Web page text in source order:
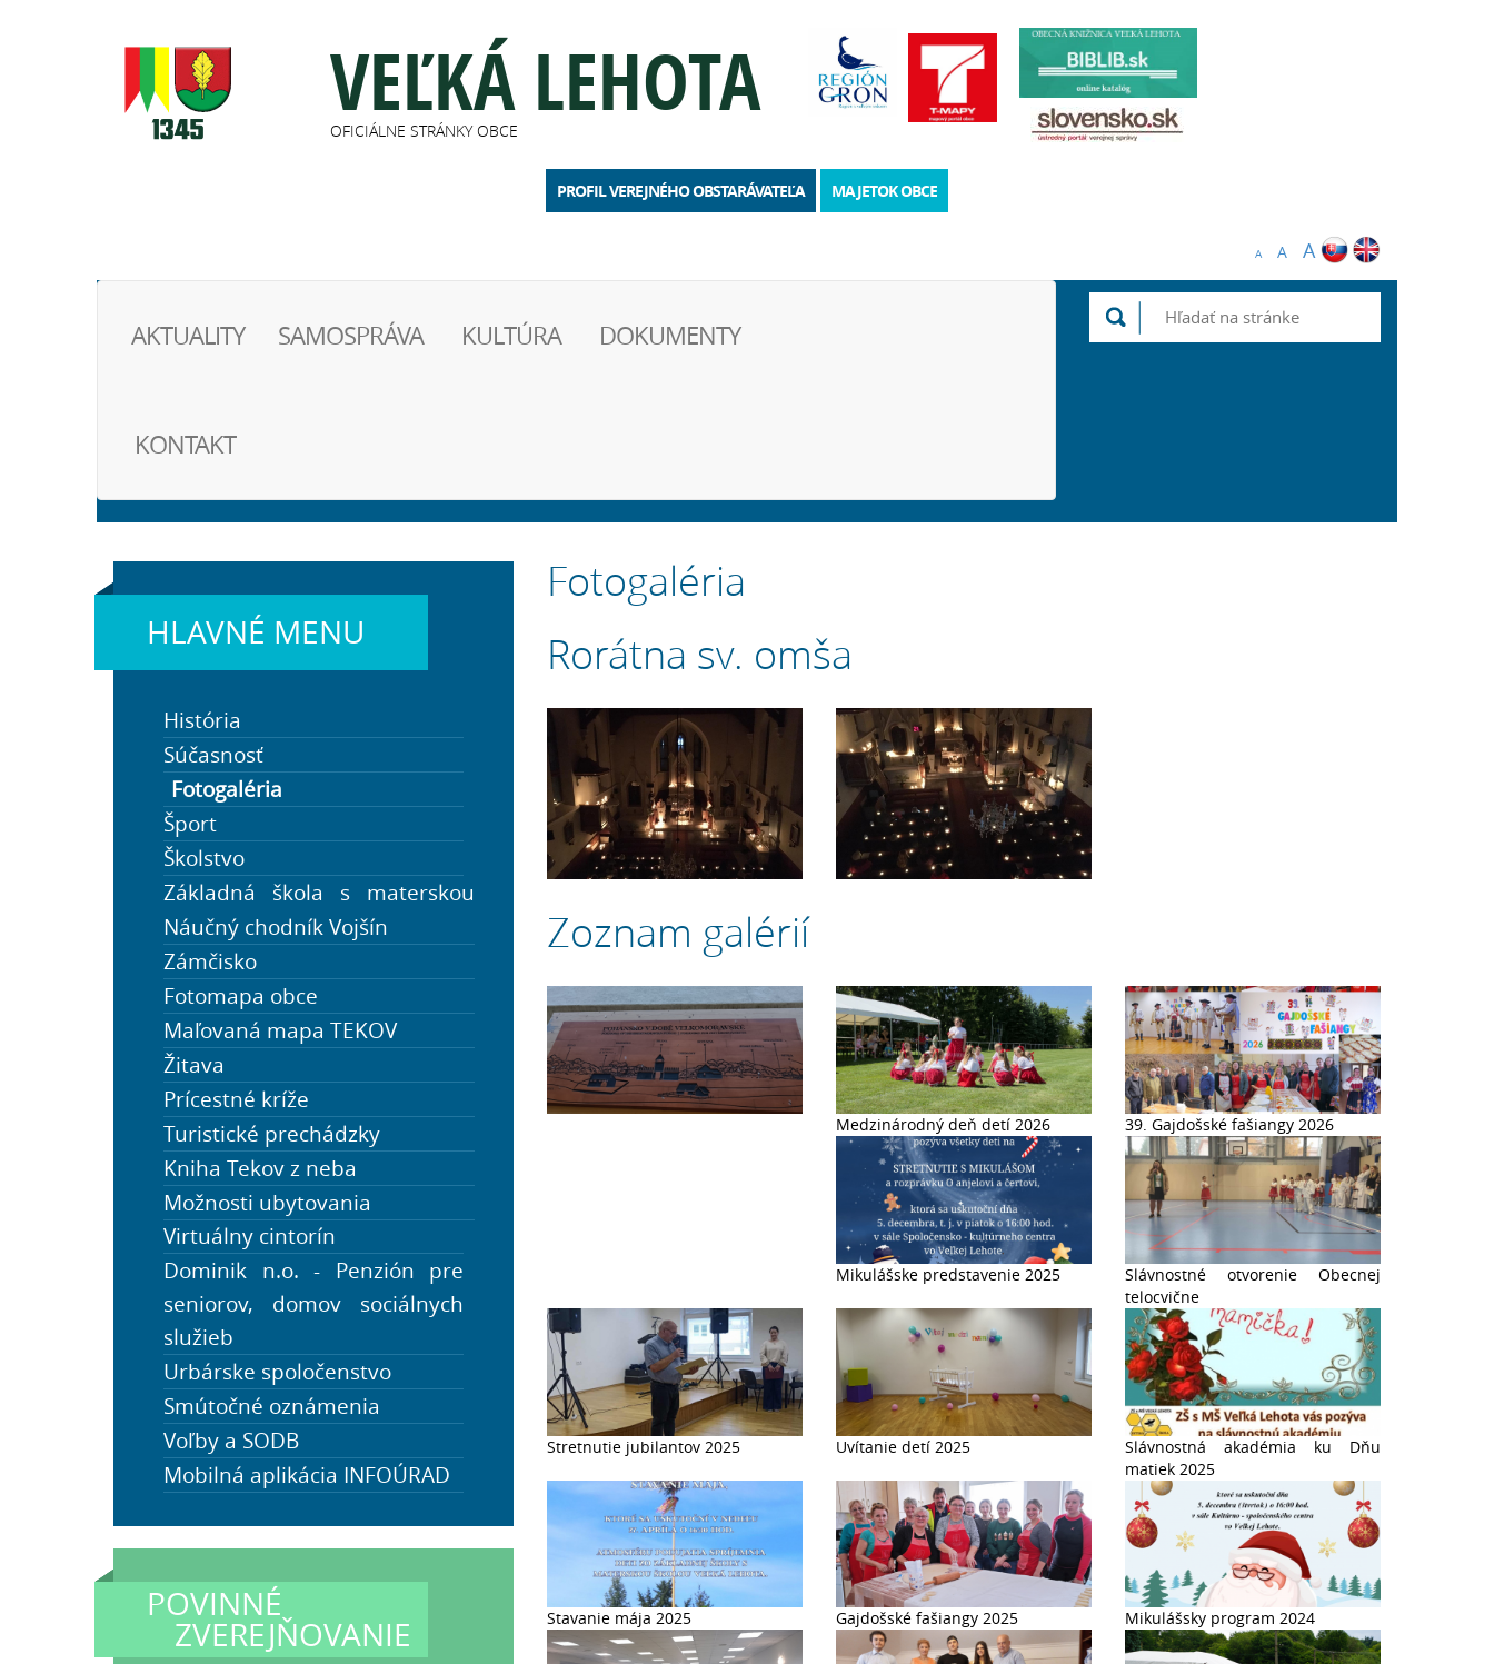
VEĽKÁ LEHOTA
OFICIÁLNE STRÁNKY OBCE
PROFIL VEREJNÉHO OBSTARÁVATEĽA MAJETOK OBCE
A A A
AKTUALITY SAMOSPRÁVA KULTÚRA DOKUMENTY
KONTAKT
HLAVNÉ MENU
História
Súčasnosť
Fotogaléria
Šport
Školstvo
Základná škola s materskou
školou Veľká Lehota
Školstvo v obci
Cestovný ruch a turistika
Náučný chodník Vojšín
Zámčisko
Fotomapa obce
Maľovaná mapa TEKOV
Žitava
Prícestné kríže
Turistické prechádzky
Kniha Tekov z neba
Možnosti ubytovania
OO CR Región Gron
Ako vybaviť
Úradná tabuľa
Nájomné byty
Úradné hodiny - OÚ, knižnica
lekár, pošta, lekáreň
Info – utečenci z Ukrajiny
Civilná ochrana obyvateľstva
Farský úrad
Virtuálny cintorín
Dominik n.o. - Penzión pre
seniorov, domov sociálnych
služieb
Urbárske spoločenstvo
Smútočné oznámenia
Voľby a SODB
Mobilná aplikácia INFOÚRAD
POVINNÉ
ZVEREJŇOVANIE
Fotogaléria
Rorátna sv. omša
Zoznam galérií
Medzinárodný deň detí 2026 39. Gajdošské fašiangy 2026
Mikulášske predstavenie 2025
Slávnostné otvorenie Obecnej
telocvične
Stretnutie jubilantov 2025 Uvítanie detí 2025
Slávnostná akadémia ku Dňu
matiek 2025
Stavanie mája 2025 Gajdošské fašiangy 2025 Mikulášsky program 2024